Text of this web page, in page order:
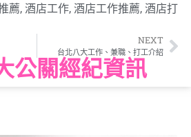
薦, 酒店工作, 酒店工作推薦, 酒店打
NEXT
台北八大工作、兼職、打工介紹
公關經紀資訊